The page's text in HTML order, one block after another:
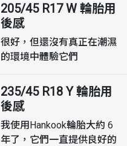
205/45 R17 W 輪胎用
後感
很好，但還沒有真正在潮濕
的環境中體驗它們
235/45 R18 Y 輪胎用
後感
我使用Hankook輪胎大約 6
年了，它們一直提供良好的